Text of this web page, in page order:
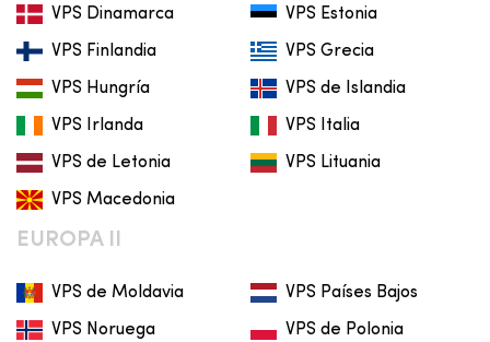
VPS Dinamarca VPS Estonia
VPS Finlandia VPS Grecia
VPS Hungría VPS de Islandia
VPS Irlanda VPS Italia
VPS de Letonia VPS Lituania
VPS Macedonia
EUROPA II
VPS de Moldavia VPS Países Bajos
VPS Noruega VPS de Polonia